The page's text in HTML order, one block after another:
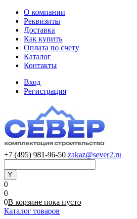
О компании
Реквизиты
Доставка
Как купить
Оплата по счету
Каталог
Контакты
Вход
Регистрация
+7 (495) 981-96-50 zakaz@sever2.ru
0
0
0В корзине пока пусто
Каталог товаров